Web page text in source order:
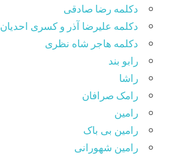
دکلمه رضا صادقی
دکلمه علیرضا آذر و کسری احدیان
دکلمه هاجر شاه نظری
رابو بند
راشا
رامک صرافان
رامین
رامین بی باک
رامین شهورانی